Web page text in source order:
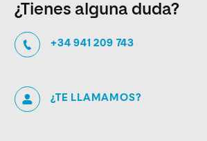
¿Tienes alguna duda?
+34 941 209 743
¿TE LLAMAMOS?